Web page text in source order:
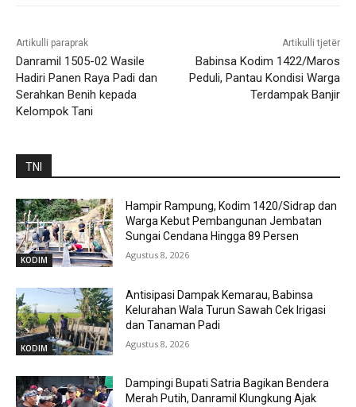
Artikulli paraprak
Danramil 1505-02 Wasile
Hadiri Panen Raya Padi dan
Serahkan Benih kepada
Kelompok Tani
Artikulli tjetër
Babinsa Kodim 1422/Maros
Peduli, Pantau Kondisi Warga
Terdampak Banjir
TNI
KODIM
Hampir Rampung, Kodim 1420/Sidrap dan
Warga Kebut Pembangunan Jembatan
Sungai Cendana Hingga 89 Persen
Agustus 8, 2026
KODIM
Antisipasi Dampak Kemarau, Babinsa
Kelurahan Wala Turun Sawah Cek Irigasi
dan Tanaman Padi
Agustus 8, 2026
Dampingi Bupati Satria Bagikan Bendera
Merah Putih, Danramil Klungkung Ajak